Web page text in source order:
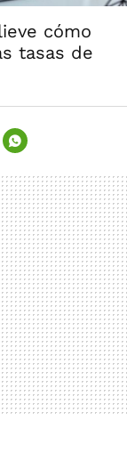
cómo
tasas de